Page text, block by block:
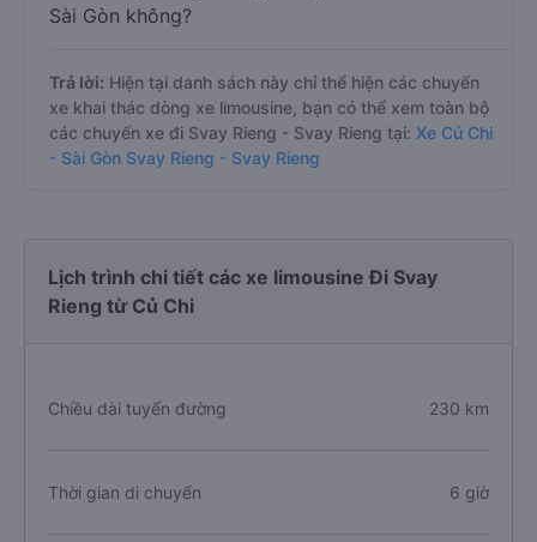
Sài Gòn không?
Trả lời: Hiện tại danh sách này chỉ thể hiện các chuyến
xe khai thác dòng xe limousine, bạn có thể xem toàn bộ
các chuyến xe đi Svay Rieng - Svay Rieng tại: Xe Củ Chi
- Sài Gòn Svay Rieng - Svay Rieng
Lịch trình chi tiết các xe limousine Đi Svay
Rieng từ Củ Chi
Chiều dài tuyến đường 230 km
Thời gian di chuyển 6 giờ